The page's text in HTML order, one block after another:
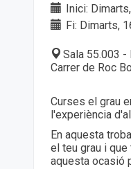
Inici:
Fi: Dimarts,
Sala 55.003 -
Carrer de Roc
Curses el grau
l'experiència
En aquesta
el teu grau i
aquesta ocasió